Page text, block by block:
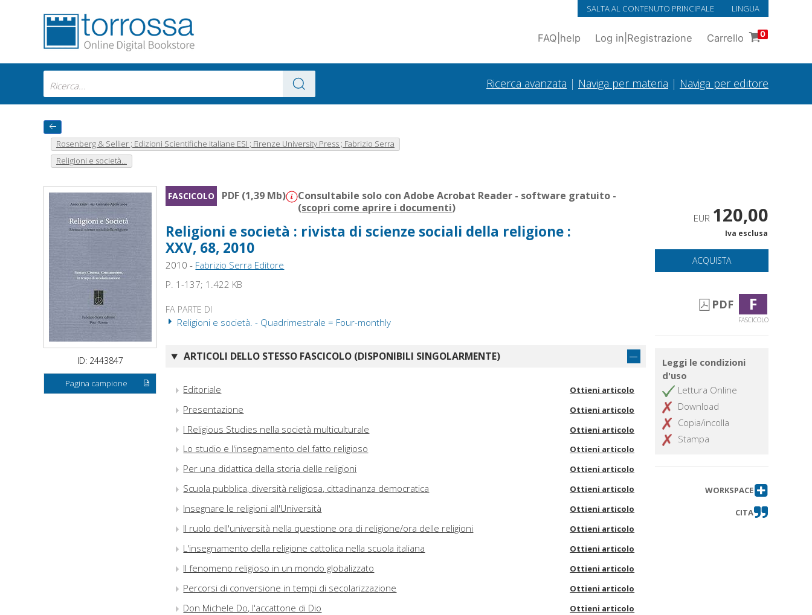
SALTA AL CONTENUTO PRINCIPALE LINGUA
FAQ help Log in Registrazione Carrello 0
Ricerca avanzata | Naviga per materia | Naviga per editore
Rosenberg & Sellier ; Edizioni Scientifiche Italiane ESI ; Firenze University Press ; Fabrizio Serra
Religioni e società...
ID: 2443847
Pagina campione
FASCICOLO PDF (1,39 Mb)
Consultabile solo con Adobe Acrobat Reader - software gratuito -
(scopri come aprire i documenti)
Religioni e società : rivista di scienze sociali della religione :
XXV, 68, 2010
2010 - Fabrizio Serra Editore
P. 1-137; 1.422 KB
FA PARTE DI
Religioni e società. - Quadrimestrale = Four-monthly
ARTICOLI DELLO STESSO FASCICOLO (DISPONIBILI SINGOLARMENTE)
Editoriale Ottieni articolo
Presentazione Ottieni articolo
I Religious Studies nella società multiculturale Ottieni articolo
Lo studio e l'insegnamento del fatto religioso Ottieni articolo
Per una didattica della storia delle religioni Ottieni articolo
Scuola pubblica, diversità religiosa, cittadinanza democratica Ottieni articolo
Insegnare le religioni all'Università Ottieni articolo
Il ruolo dell'università nella questione ora di religione/ora delle religioni Ottieni articolo
L'insegnamento della religione cattolica nella scuola italiana Ottieni articolo
Il fenomeno religioso in un mondo globalizzato Ottieni articolo
Percorsi di conversione in tempi di secolarizzazione Ottieni articolo
Don Michele Do, l'accattone di Dio Ottieni articolo
EUR 120,00
Iva esclusa
ACQUISTA
PDF F
FASCICOLO
Leggi le condizioni
d'uso
Lettura Online
Download
Copia/incolla
Stampa
WORKSPACE
CITA